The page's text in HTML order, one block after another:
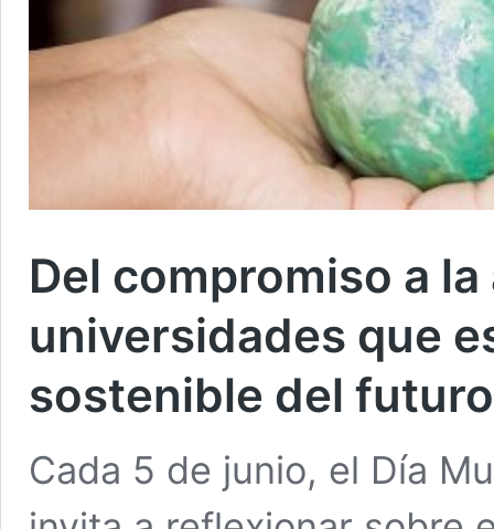
Del compromiso a
universidades que
sostenible del futuro
Cada 5 de junio, el Día